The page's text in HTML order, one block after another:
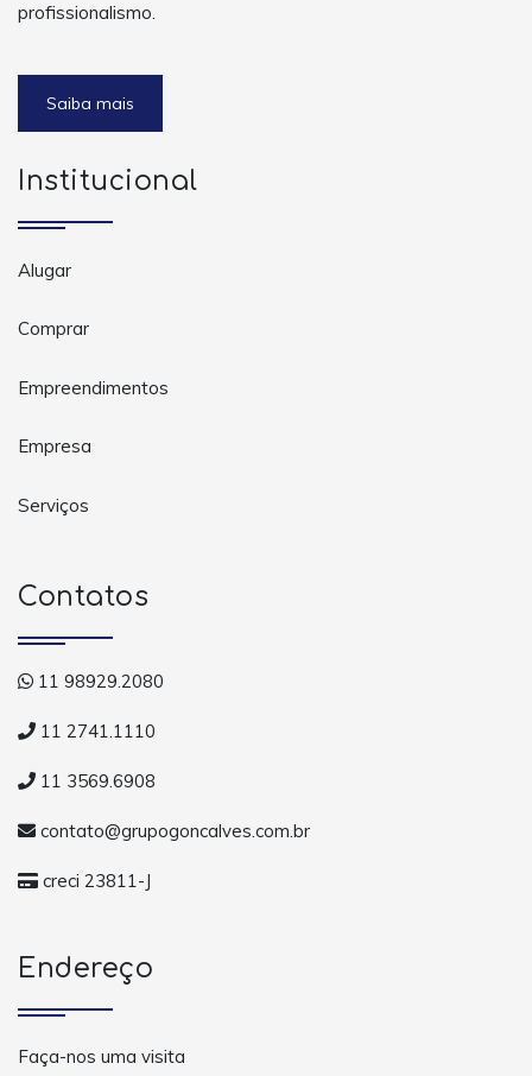
profissionalismo.
Saiba mais
Institucional
Alugar
Comprar
Empreendimentos
Empresa
Serviços
Contatos
11 98929.2080
11 2741.1110
11 3569.6908
contato@grupogoncalves.com.br
creci 23811-J
Endereço
Faça-nos uma visita